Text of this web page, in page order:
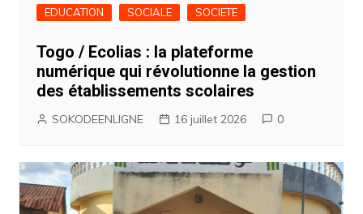
EDUCATION
SOCIALE SOCIETE
Togo / Ecolias : la plateforme
numérique qui révolutionne la gestion
des établissements scolaires
SOKODEENLIGNE 16 juillet 2026 0